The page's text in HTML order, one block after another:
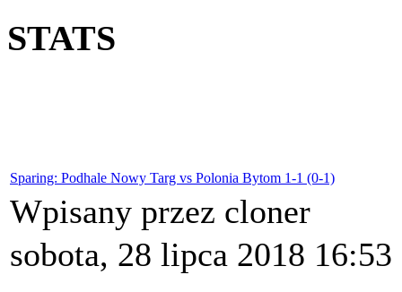
STATS
Sparing: Podhale Nowy Targ vs Polonia Bytom 1-1 (0-1)
Wpisany przez cloner
sobota, 28 lipca 2018 16:53